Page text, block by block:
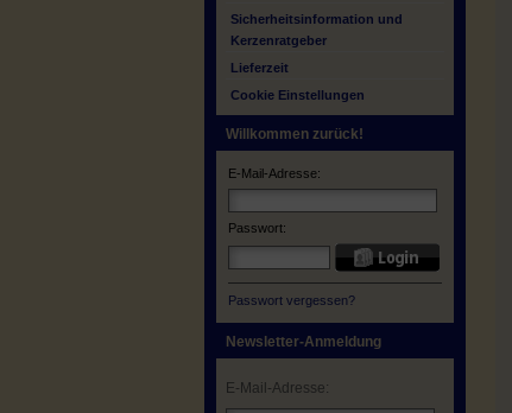
Sicherheitsinformation und
Kerzenratgeber
Lieferzeit
Cookie Einstellungen
Willkommen zurück!
E-Mail-Adresse:
Passwort:
Passwort vergessen?
Newsletter-Anmeldung
E-Mail-Adresse: